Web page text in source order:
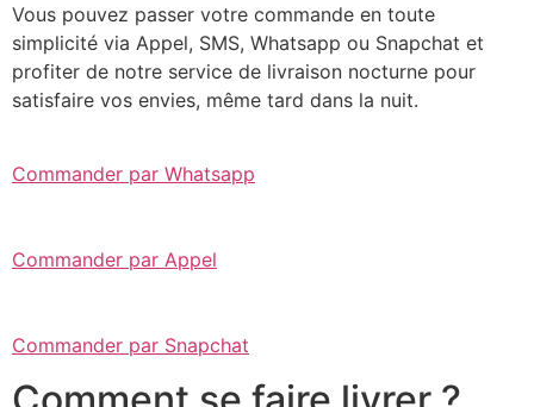
Vous pouvez passer votre commande en toute
simplicité via Appel, SMS, Whatsapp ou Snapchat et
profiter de notre service de livraison nocturne pour
satisfaire vos envies, même tard dans la nuit.
Commander par Whatsapp
Commander par Appel
Commander par Snapchat